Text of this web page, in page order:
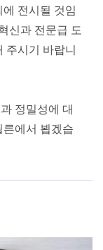
전시될 것임
신과 전문급 도
주시기 바랍니
정밀성에 대
른에서 뵙겠습